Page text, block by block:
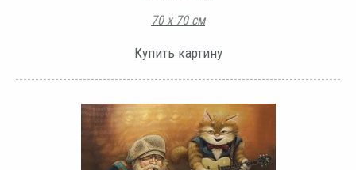
70 х 70 см
Купить картину